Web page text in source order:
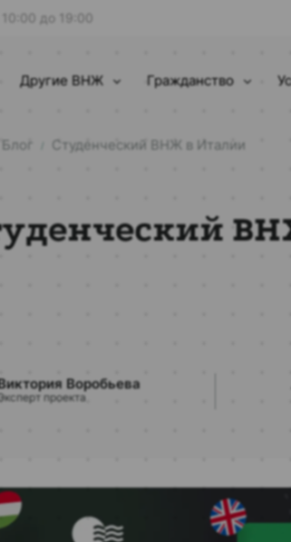
до 19:00
Другие ВНЖ Гражданство
Блог Студенческий ВНЖ в Италии
Воробьева
Эксперт проекта